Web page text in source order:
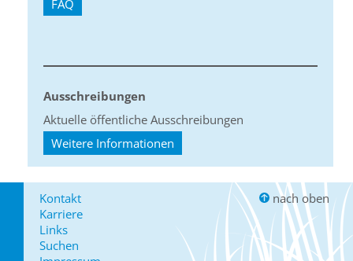
FAQ
Ausschreibungen
Aktuelle öffentliche Ausschreibungen
Weitere Informationen
Kontakt
Karriere
Links
Suchen
nach oben